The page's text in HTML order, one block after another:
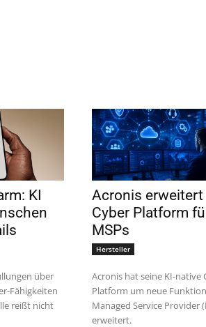
KI
über
Fähigkeiten
reißt nicht
Acronis erweitert
Cyber Platform
MSPs
Hersteller
Acronis hat seine KI-native
Platform um neue
Managed Service Provider
erweitert.